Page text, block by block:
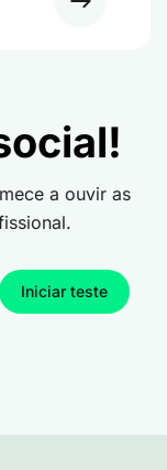
a ouvir as
Iniciar teste